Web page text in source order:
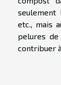
seulement
etc., mais
pelures
contribuer